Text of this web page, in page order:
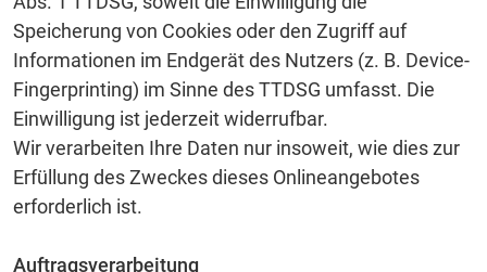
Speicherung von Cookies oder den Zugriff auf
Informationen im Endgerät des Nutzers (z. B. Device-
Fingerprinting) im Sinne des TTDSG umfasst. Die
Einwilligung ist jederzeit widerrufbar.
Wir verarbeiten Ihre Daten nur insoweit, wie dies zur
Erfüllung des Zweckes dieses Onlineangebotes
erforderlich ist.
Auftragsverarbeitung